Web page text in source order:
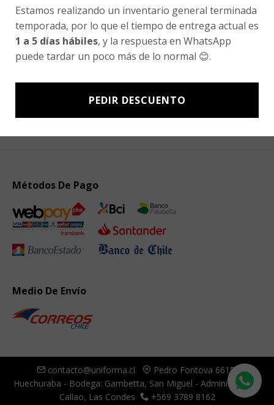
Subscríbete a nuestro Newsletter y obtén ofertas exclusivas y
novedades directamente en tu e-mail.
Métodos De Pago
Medio De Envío
contacto@uniforma.cl
Pedro Fontova 6615,
Huechuraba - Bodega: Gambetta, San Miguel - Administración:
Callao, Las Condes
+569 3789 8162
Estamos realizando un inventario general terminada
temporada, por lo que el tiempo de entrega actual es
1 a 5 días hábiles, y la respuesta en WhatsApp
puede tardar un poco más de lo normal 😊.
PEDIR DESCUENTO